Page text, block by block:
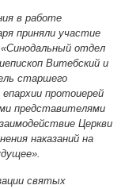
в работе
приняли участие
отдел
Витебский и
старшего
протоиерей
представителями
Церкви
наказаний на
святых